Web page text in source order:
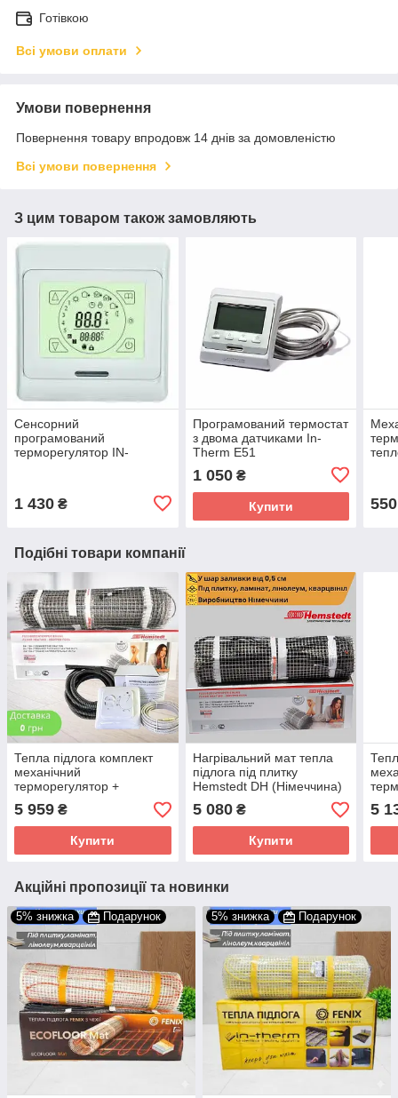
Готівкою
Всі умови оплати
Умови повернення
Повернення товару впродовж 14 днів за домовленістю
Всі умови повернення
З цим товаром також замовляють
Сенсорний
програмований
терморегулятор IN-
1 430 ₴
Програмований термостат
з двома датчиками In-
Therm E51
1 050₴
Купити 550
Подібні товари компанії
Тепла підлога комплект
механічний
терморегулятор +
нагрівальний мат
Hemstedt Di Si H
5 959 ₴
Купити
Нагрівальний мат тепла
підлога під плитку
Hemstedt DH (Німеччина)
5 080₴
Купити
5
Акційні пропозиції та новинки
5% знижка Подарунок 5% знижка Подарунок